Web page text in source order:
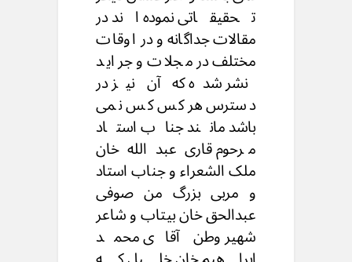
تحقیقاتی نموده اند در
مقالات جداگانه و در اوقات
مختلف در مجلات و جراید
نشر شده که آن نیز در
دسترس هر کس کس نمی
باشد مانند جناب استاد
مرحوم قاری عبد الله خان
ملک الشعراء و جناب استاد
و مربی بزرگ من صوفی
عبدالحق خان بیتاب و شاعر
شهیر وطن آقای محمد